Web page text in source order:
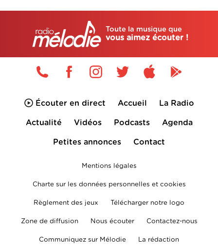
Toute la musique que
vous aimez écouter !
Écouter en direct Accueil La Radio
Actualité Vidéos Podcasts Agenda
Petites annonces Contact
Mentions légales
Charte sur les données personnelles et cookies
Règlement des jeux Télécharger notre logo
Zone de diffusion Nous écouter Contactez-nous
Communiquez sur Mélodie La rédaction